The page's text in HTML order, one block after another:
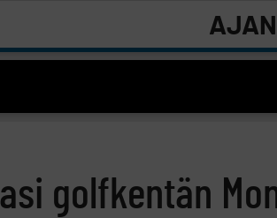
golfkentän